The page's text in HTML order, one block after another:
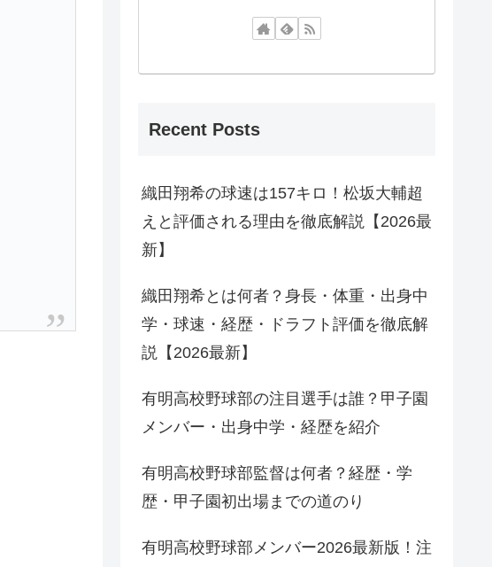
Recent Posts
織田翔希の球速は157キロ！松坂大輔超
えと評価される理由を徹底解説【2026最
新】
織田翔希とは何者？身長・体重・出身中
学・球速・経歴・ドラフト評価を徹底解
説【2026最新】
有明高校野球部の注目選手は誰？甲子園
メンバー・出身中学・経歴を紹介
有明高校野球部監督は何者？経歴・学
歴・甲子園初出場までの道のり
有明高校野球部メンバー2026最新版！注